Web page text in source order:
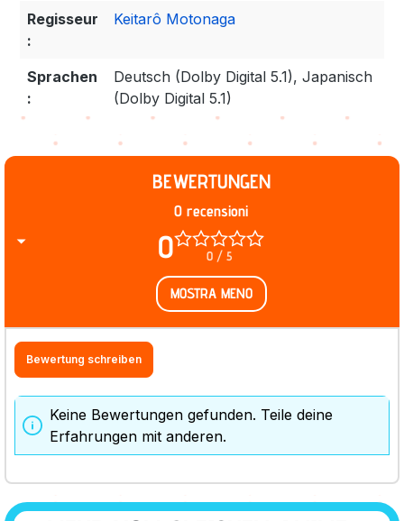
Regisseur
:
Keitarô Motonaga
Sprachen
:
Deutsch (Dolby Digital 5.1), Japanisch
(Dolby Digital 5.1)
BEWERTUNGEN
0 0 / 5
0 recensioni
MOSTRA MENO
Bewertung schreiben
Keine Bewertungen gefunden. Teile deine
Erfahrungen mit anderen.